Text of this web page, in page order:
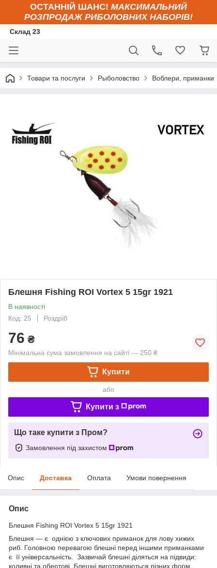
ОСТАННІЙ ШАНС! МАКСИМАЛЬНИЙ
РОЗПРОДАЖ РИБОЛОВНИХ НАБОРІВ!
Склад 23
Товари та послуги Рыболовство Воблери, приманки
Блешня Fishing ROI Vortex 5 15gr 1921
В наявності
Код: 25
Роздріб
76 ₴
Мінімальна сума замовлення на сайті — 250 ₴
Купити
або
Купити з
Що таке купити з Пром?
Замовлення під захистом
Опис Доставка Оплата Умови повернення
Опис
Блешня Fishing ROI Vortex 5 15gr 1921
Блешня — є однією з ключових приманок для лову хижих
риб. Головною перевагою блешні перед іншими приманками
є її універсальність. Зазвичай блешні діляться на підвиди:
коливні та обертові. Блешні виготовляються різних форм,